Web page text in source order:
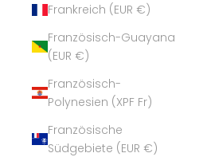
Frankreich (EUR €)
Französisch-Guayana
(EUR €)
Französisch-
Polynesien (XPF Fr)
Französische
Südgebiete (EUR €)